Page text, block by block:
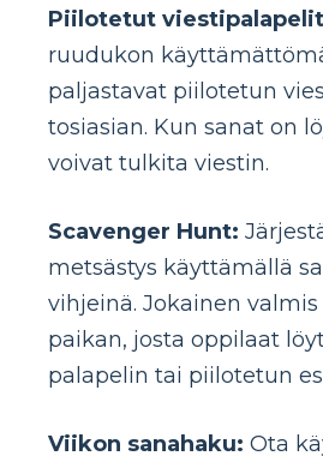
Piilotetut
ruudukon
paljastavat piilotetun
tosiasian. Kun sanat on
voivat tulkita viestin.
Scavenger Hunt:
metsästys käyttämällä
vihjeinä. Jokainen
paikan, josta oppilaat
palapelin tai piilotetun
Viikon sanahaku: Ota